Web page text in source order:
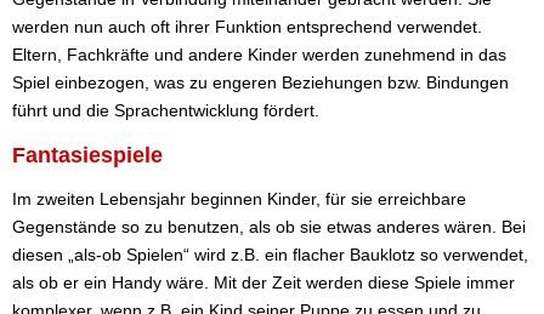
werden nun auch oft ihrer Funktion entsprechend verwendet.
Eltern, Fachkräfte und andere Kinder werden zunehmend in das
Spiel einbezogen, was zu engeren Beziehungen bzw. Bindungen
führt und die Sprachentwicklung fördert.
Fantasiespiele
Im zweiten Lebensjahr beginnen Kinder, für sie erreichbare
Gegenstände so zu benutzen, als ob sie etwas anderes wären. Bei
diesen „als-ob Spielen“ wird z.B. ein flacher Bauklotz so verwendet,
als ob er ein Handy wäre. Mit der Zeit werden diese Spiele immer
komplexer, wenn z.B. ein Kind seiner Puppe zu essen und zu